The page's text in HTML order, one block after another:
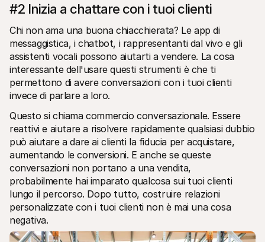
#2 Inizia a chattare con i tuoi clienti
Chi non ama una buona chiacchierata? Le app di
messaggistica, i chatbot, i rappresentanti dal vivo e gli
assistenti vocali possono aiutarti a vendere. La cosa
interessante dell'usare questi strumenti è che ti
permettono di avere conversazioni con i tuoi clienti
invece di parlare a loro.
Questo si chiama commercio conversazionale. Essere
reattivi e aiutare a risolvere rapidamente qualsiasi dubbio
può aiutare a dare ai clienti la fiducia per acquistare,
aumentando le conversioni. E anche se queste
conversazioni non portano a una vendita,
probabilmente hai imparato qualcosa sui tuoi clienti
lungo il percorso. Dopo tutto, costruire relazioni
personalizzate con i tuoi clienti non è mai una cosa
negativa.